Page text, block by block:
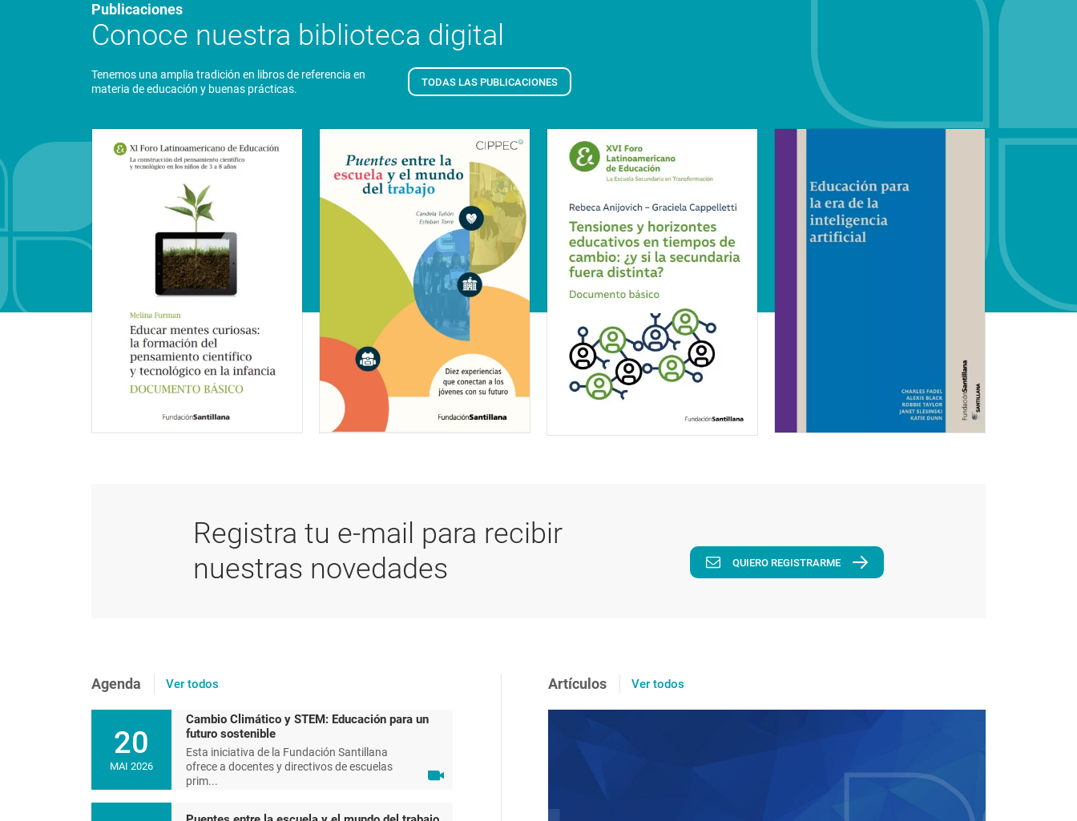
Publicaciones
Conoce nuestra biblioteca digital
Tenemos una amplia tradición en libros de referencia en
materia de educación y buenas prácticas.
TODAS LAS PUBLICACIONES
Registra tu e-mail para recibir
nuestras novedades
QUIERO REGISTRARME
Agenda Ver todos
20
MAI 2026
Cambio Climático y STEM: Educación para un
futuro sostenible
Esta iniciativa de la Fundación Santillana
ofrece a docentes y directivos de escuelas
prim...
Artículos Ver todos